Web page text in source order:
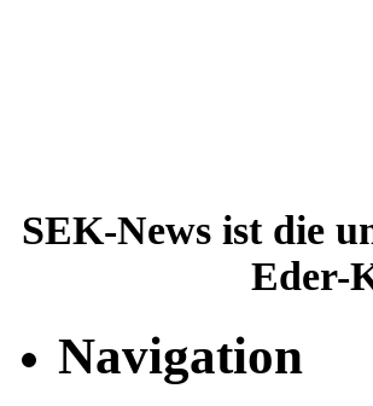
SEK-News ist die
Eder-
Navigation